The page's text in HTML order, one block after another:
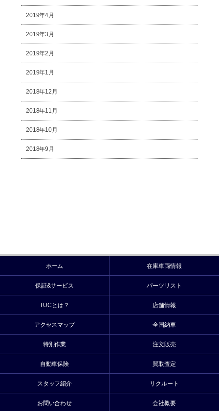
2019年4月
2019年3月
2019年2月
2019年1月
2018年12月
2018年11月
2018年10月
2018年9月
ホーム 在庫車両情報
保証&サービス パーツリスト
TUCとは？ 店舗情報
アクセスマップ 全国納車
特別作業 注文販売
自動車保険 買取査定
スタッフ紹介 リクルート
お問い合わせ 会社概要